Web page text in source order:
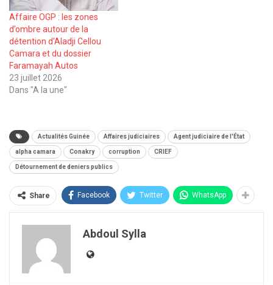
Affaire OGP : les zones
d’ombre autour de la
détention d’Aladji Cellou
Camara et du dossier
Faramayah Autos
23 juillet 2026
Dans "A la une"
Actualités Guinée Affaires judiciaires Agent judiciaire de l'État
alpha camara Conakry corruption CRIEF
Détournement de deniers publics
Share Facebook Twitter WhatsApp
Abdoul Sylla